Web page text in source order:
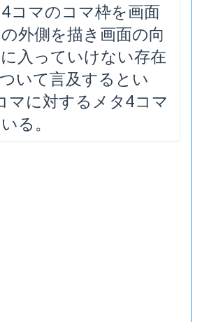
コマのコマ枠を画面
外側を描き画面の向
入っていけない存在
ついて言及するとい
マに対するメタ4コマ
る。